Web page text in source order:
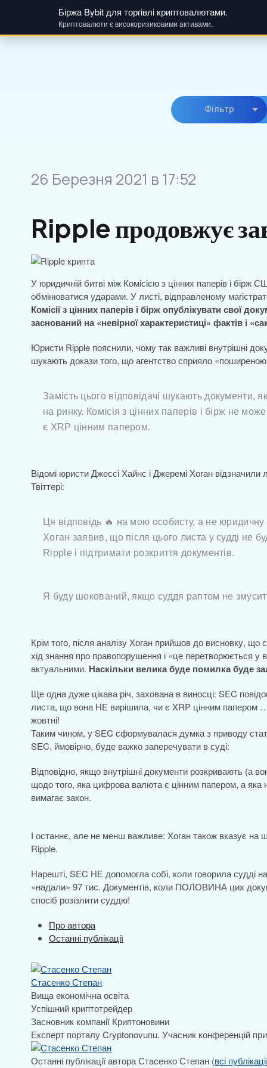
Біржа Bybit для торгівлі криптовалютами.
Криптовалюти є високоризиковими активами.
Фiльтр
26 Березня 2021 в 17:52
Ripple продовжує
У юридичній битві між Комісією з цінних паперів і бірж
обмінюватися ударами. У листі, відправленому
Комісії з цінних паперів і бірж опублікувати свої
заснований на «невірної характеристиці» фактів і
Юристи Ripple пояснили, чому так важливі внутрішні
шукають докази того, що агентство сприяло
Замість цього відповідачі шукають документи,
на ринку. Комісія з цінних паперів і бірж не
є XRP цінним папером.
Відомі юристи Джессі Хайнс і Джеремі Хоган
Твіттері:
Ця відповідь 🔥 на мою особисту, а не юридичну
Хоган заявив, що після цього листа у судді не
Ripple і підтримати розкриття документів.
Я буду шокований, якщо суддя раптом не
Крім того, після аналізу Хоган прийшов до висновку, що
хід знання про правопорушення і «це перетворюється
актуальними. Наскільки велика буде помилка буде
Ще одна дуже цікава річ, захована в виносці: SEC
листа, що вона НЕ вирішила, чи є XRP цінним
жовтні!
Таким чином, у SEC сформувалася думка з приводу
SEC, ймовірно, буде важко заперечувати в суді:
Відповідно, якщо внутрішні документи розкривають (а
щодо того, яка цифрова валюта є цінним папером, а
вимагає закон.
І останнє, але не менш важливе: Хоган також вказує
Ripple.
Нарешті, SEC НЕ допомогла собі, коли говорила судді
«надали» 97 тис. Документів, коли ПОЛОВИНА цих
спосіб розізлити суддю!
Про автора
Останні публікації
Стасенко Степан
Вища економічна освіта
Успішний криптотрейдер
Засновник компанії Криптоновини
Експерт порталу Cryptonovunu. Учасник конференцій
Останні публікації автора Стасенко Степан (всі